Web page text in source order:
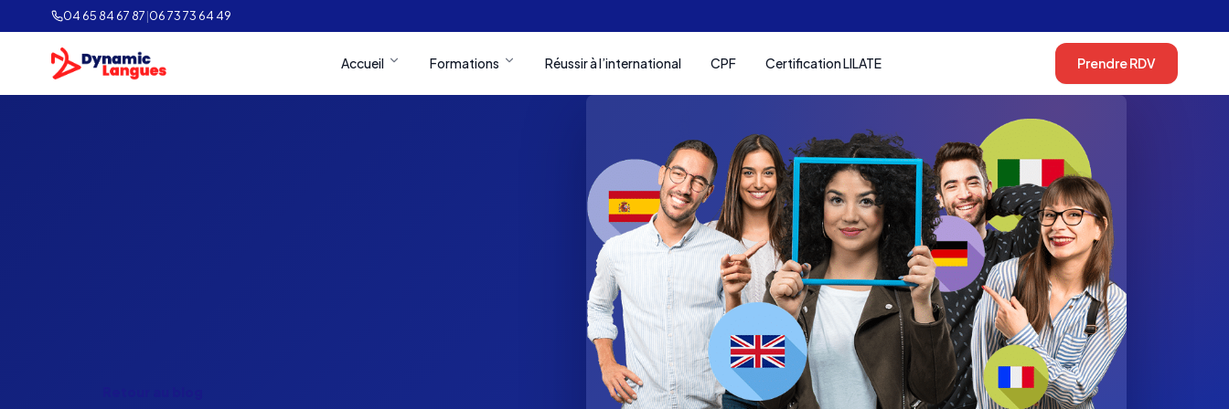
04 65 84 67 87|06 73 73 64 49
Accueil Formations Réussir à l’international CPF Certification LILATE Prendre RDV